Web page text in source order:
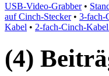
USB-Video-Grabber•
auf Cinch-Stecker• 3-fach-
Kabel • 2-fach-Cinch-
(4)